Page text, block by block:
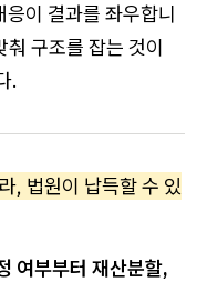
이 결과를 좌우합니
구조를 잡는 것이
.
, 법원이 납득할 수 있
여부부터 재산분할,